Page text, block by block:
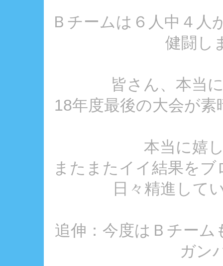
Ｂチームは６人中４人
健闘し
皆さん、本当
18年度最後の大会が
本当に嬉
またまたイイ結果を
日々精進して
追伸：今度はＢチー
ガン